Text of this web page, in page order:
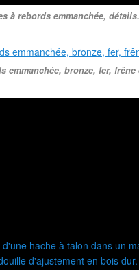
à rebords emmanchée, détails.
emmanchée, bronze, fer,